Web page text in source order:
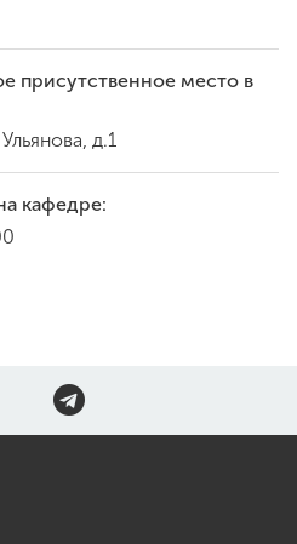
присутственное место в
д.1
кафедре: